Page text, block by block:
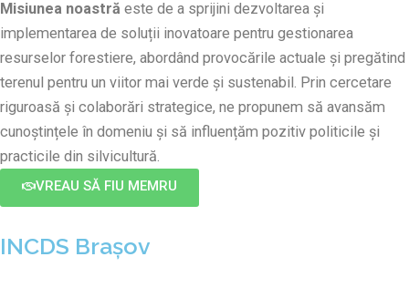
Misiunea noastră este de a sprijini dezvoltarea și
implementarea de soluții inovatoare pentru gestionarea
resurselor forestiere, abordând provocările actuale și pregătind
terenul pentru un viitor mai verde și sustenabil. Prin cercetare
riguroasă și colaborări strategice, ne propunem să avansăm
cunoștințele în domeniu și să influențăm pozitiv politicile și
practicile din silvicultură.
VREAU SĂ FIU MEMRU
INCDS Brașov